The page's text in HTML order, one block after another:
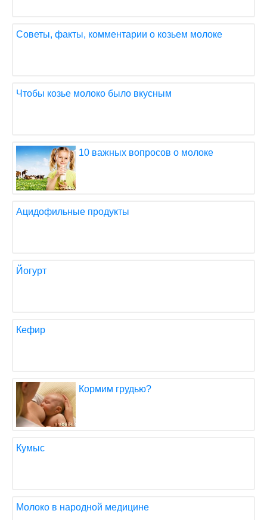
Советы, факты, комментарии о козьем молоке
Чтобы козье молоко было вкусным
10 важных вопросов о молоке
Ацидофильные продукты
Йогурт
Кефир
Кормим грудью?
Кумыс
Молоко в народной медицине